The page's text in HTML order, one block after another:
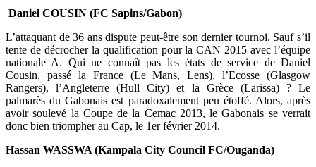
Daniel COUSIN (FC Sapins/Gabon)
L’attaquant de 36 ans dispute peut-être son dernier tournoi. Sauf s’il
tente de décrocher la qualification pour la CAN 2015 avec l’équipe
nationale A. Qui ne connaît pas les états de service de Daniel
Cousin, passé la France (Le Mans, Lens), l’Ecosse (Glasgow
Rangers), l’Angleterre (Hull City) et la Grèce (Larissa) ? Le
palmarès du Gabonais est paradoxalement peu étoffé. Alors, après
avoir soulevé la Coupe de la Cemac 2013, le Gabonais se verrait
donc bien triompher au Cap, le 1er février 2014.
Hassan WASSWA (Kampala City Council FC/Ouganda)